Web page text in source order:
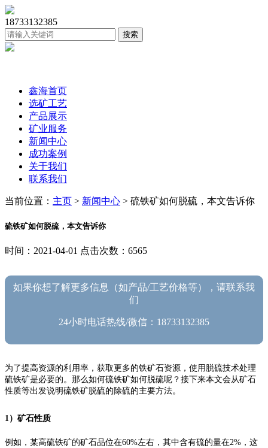
18733132385
鑫海首页
选矿工艺
产品展示
矿业服务
新闻中心
成功案例
关于我们
联系我们
当前位置： 主页 > 新闻中心 > 硫铁矿如何脱硫，本文告诉你
硫铁矿如何脱硫，本文告诉你
时间：2021-04-01 点击次数：6565
如果你想了解更多信息（如产品/工艺价格等），请联系我
们
24小时电话热线/微信：18733132385
为了提高资源的利用率，获取更多的铁矿石资源，使用脱硫技术处理
硫铁矿是必要的。那么如何硫铁矿如何脱硫呢？接下来本文会从矿石
性质等出发说明硫铁矿脱硫的除硫的主要方法。
1） 矿石性质
例如，某高硫铁矿的矿石品位在60%左右，其中含有硫的量在2%，这